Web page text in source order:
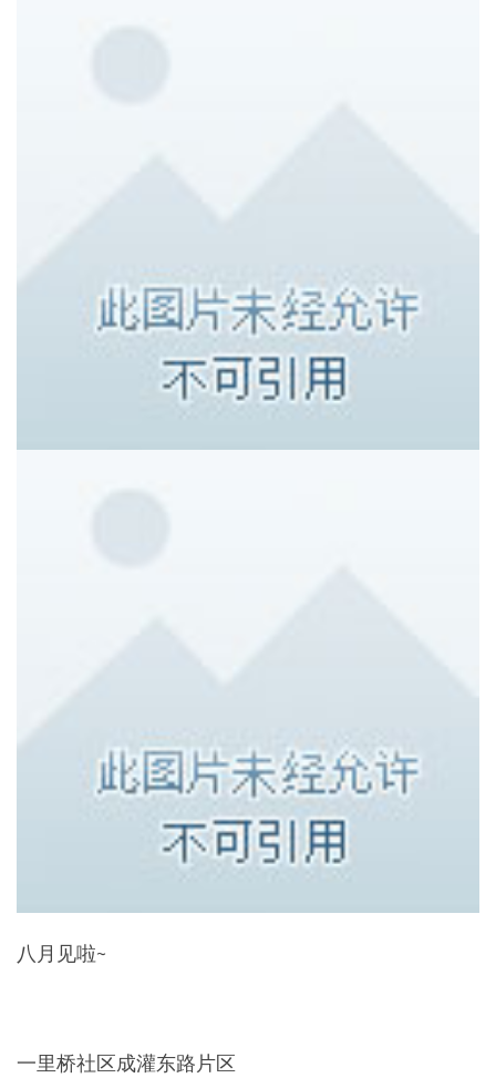
八月见啦~
一里桥社区成灌东路片区